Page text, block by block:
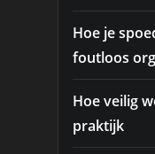
Hoe je
foutloos
Hoe veilig
praktijk